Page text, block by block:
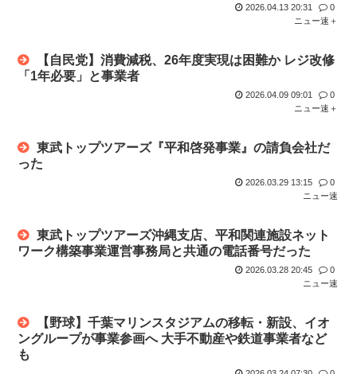
2026.04.13 20:31
0
ニュー速＋
【自民党】消費減税、26年度実現は困難か レジ改修
「1年必要」と事業者
2026.04.09 09:01
0
ニュー速＋
東武トップツアーズ『平和啓発事業』の請負会社だ
った
2026.03.29 13:15
0
ニュー速
東武トップツアーズ沖縄支店、平和関連施設ネット
ワーク構築事業運営事務局と共通の電話番号だった
2026.03.28 20:45
0
ニュー速
【野球】千葉マリンスタジアムの移転・新設、イオ
ングループが事業参画へ 大手不動産や鉄道事業者など
も